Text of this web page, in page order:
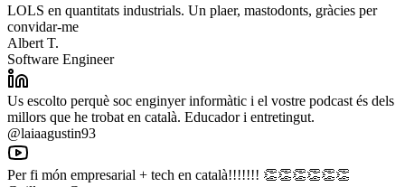
LOLS en quantitats industrials. Un plaer, mastodonts, gràcies per
convidar-me
Albert T.
Software Engineer
Us escolto perquè soc enginyer informàtic i el vostre podcast és dels
millors que he trobat en català. Educador i entretingut.
@laiaagustin93
Per fi món empresarial + tech en català!!!!!!! 👏👏👏👏👏👏